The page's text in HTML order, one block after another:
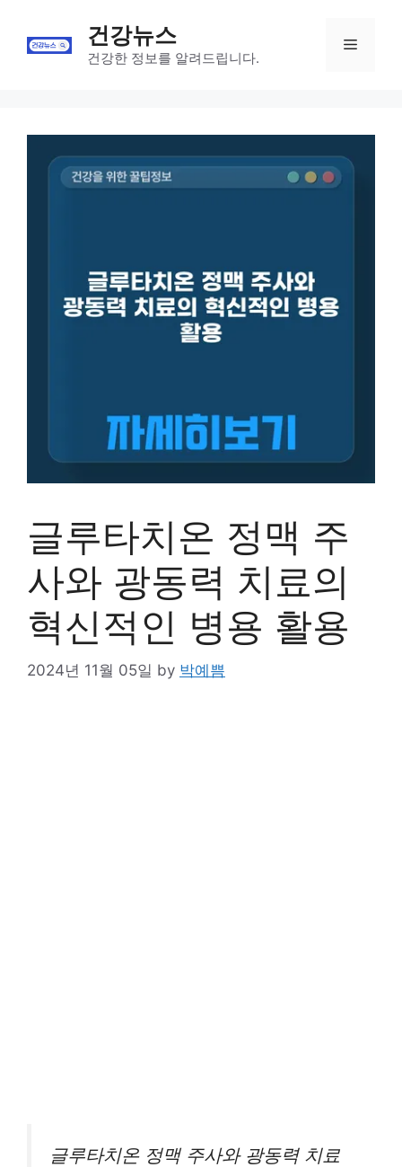
content
건강뉴스
건강한 정보를 알려드립니다.
Menu
글루타치온 정맥 주
사와 광동력 치료의
혁신적인 병용 활용
2024년 11월 05일 by 박예쁨
글루타치온 정맥 주사와 광동력 치료